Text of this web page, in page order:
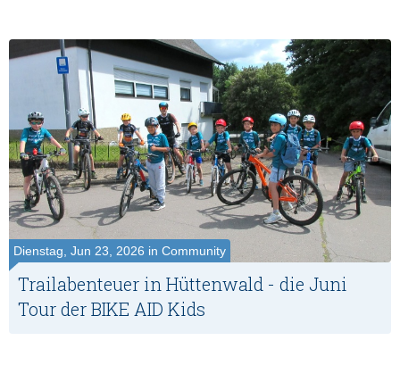
Dienstag, Jun 23, 2026 in Community
Trailabenteuer in Hüttenwald - die Juni
Tour der BIKE AID Kids